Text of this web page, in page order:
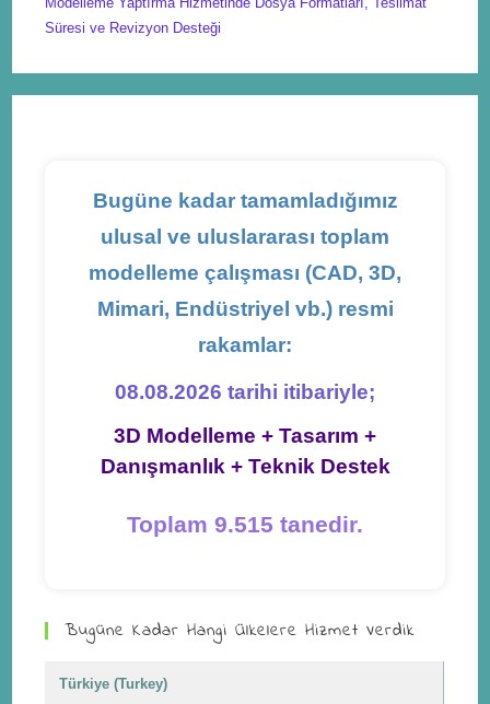
Süresi ve Revizyon Desteği
Bugüne kadar tamamladığımız
ulusal ve uluslararası toplam
modelleme çalışması (CAD, 3D,
Mimari, Endüstriyel vb.) resmi
rakamlar:
08.08.2026 tarihi itibariyle;
3D Modelleme + Tasarım +
Danışmanlık + Teknik Destek
Toplam 9.515 tanedir.
Bugüne Kadar Hangi Ülkelere Hizmet Verdik
Türkiye (Turkey)